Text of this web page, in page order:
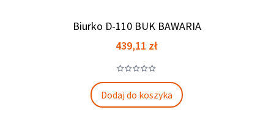
Biurko D-110 BUK BAWARIA
Cena
439,11 zł
Dodaj do koszyka